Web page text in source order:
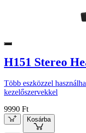
H151 Stereo
Több eszközzel
kezelőszervekkel
9990 Ft
Kosárba